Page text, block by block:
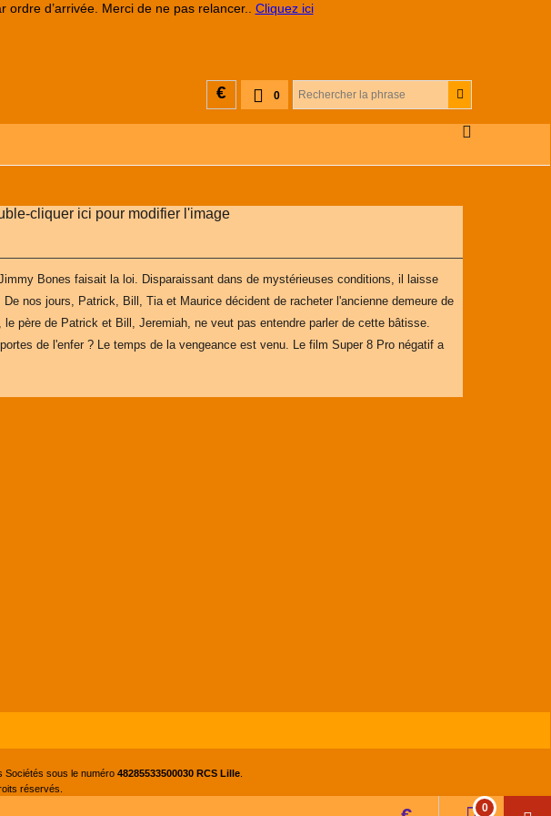
d’arrivée. Merci de ne pas relancer.. Cliquez ici
0
€
Bones faisait la loi. Disparaissant dans de mystérieuses conditions, il laisse
nos jours, Patrick, Bill, Tia et Maurice décident de racheter l'ancienne demeure de
père de Patrick et Bill, Jeremiah, ne veut pas entendre parler de cette bâtisse.
de l'enfer ? Le temps de la vengeance est venu. Le film Super 8 Pro négatif a
Sociétés sous le numéro 48285533500030 RCS Lille
réservés.
0